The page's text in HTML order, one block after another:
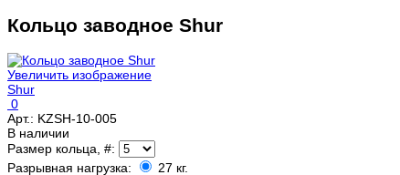
Кольцо заводное Shur
Увеличить изображение
Shur
0
Арт.: KZSH-10-005
В наличии
Размер кольца, #:
Разрывная нагрузка:
27 кг.